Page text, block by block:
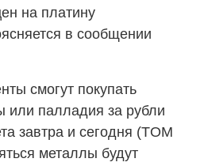
на платину
в сообщении
смогут покупать
или палладия за рубли
завтра и сегодня (TOM
металлы будут